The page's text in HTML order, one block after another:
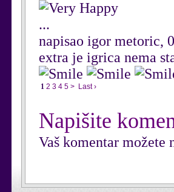
...
napisao igor metoric,
extra je igrica nema
1 2 3 4 5 > Last ›
Napišite
Vaš komentar možete